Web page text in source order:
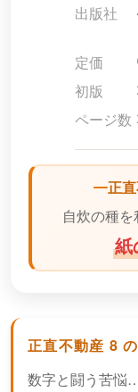
出版社
定価
初版
ページ数
正
自炊の種を
紙
正直不動産 8
数字と闘う苦悩